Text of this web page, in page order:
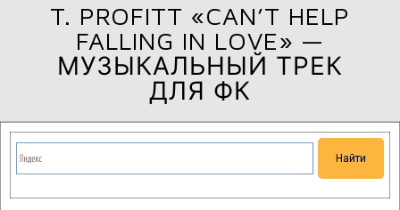
T. PROFITT «CAN’T HELP
FALLING IN LOVE» —
МУЗЫКАЛЬНЫЙ ТРЕК
ДЛЯ ФК